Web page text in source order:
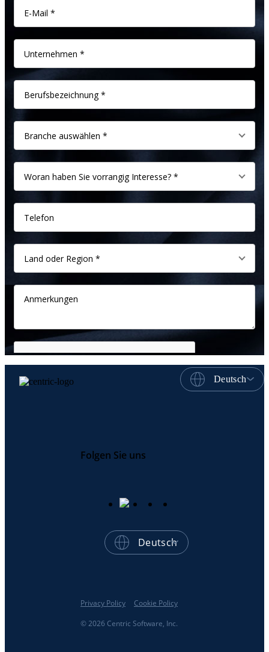
Deutsch
Folgen Sie uns
Deutsch
© 2026 Centric Software, Inc.
Privacy Policy Cookie Policy